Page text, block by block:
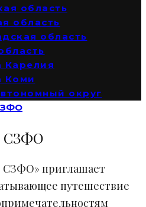
область
область
область
Карелия
Коми
округ
СЗФО
СЗФО» приглашает
путешествие